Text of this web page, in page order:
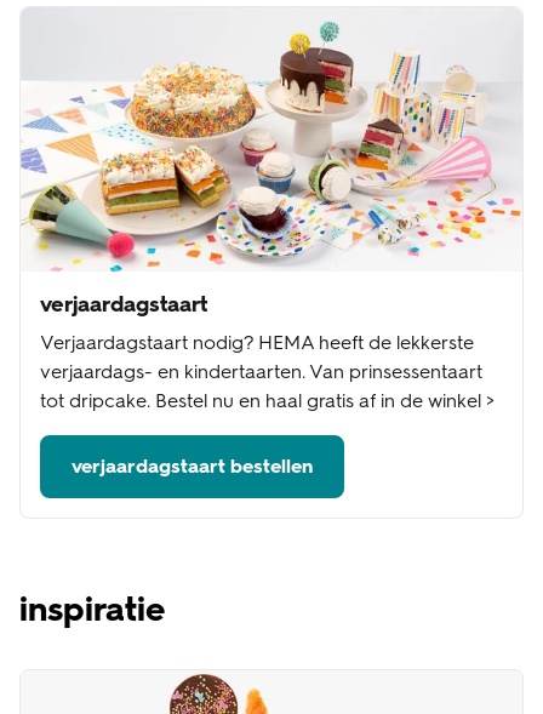
verjaardagstaart
Verjaardagstaart nodig? HEMA heeft de lekkerste
verjaardags- en kindertaarten. Van prinsessentaart
tot dripcake. Bestel nu en haal gratis af in de winkel >
verjaardagstaart bestellen
inspiratie